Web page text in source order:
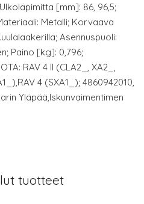
[mm]: 86, 96,5;
Metalli; Korvaava
Asennuspuoli:
Paino [kg]: 0,796;
RAV 4 II (CLA2_, XA2_,
4 (SXA1_); 4860942010,
Yläpää,Iskunvaimentimen
tuotteet